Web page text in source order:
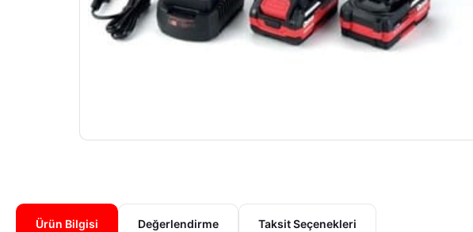
Ürün Bilgisi Değerlendirme Taksit Seçenekleri